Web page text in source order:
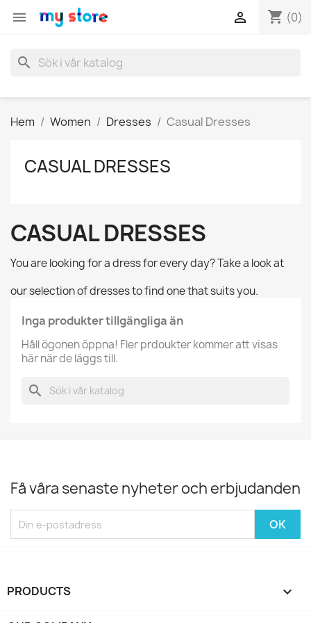
 shopping_cart (0)

search
Hem Women Dresses Casual Dresses
CASUAL DRESSES
CASUAL DRESSES
You are looking for a dress for every day? Take a look at
our selection of dresses to find one that suits you.
Inga produkter tillgängliga än
Håll ögonen öppna! Fler prdoukter kommer att visas
här när de läggs till.
search
Få våra senaste nyheter och erbjudanden
PRODUCTS 